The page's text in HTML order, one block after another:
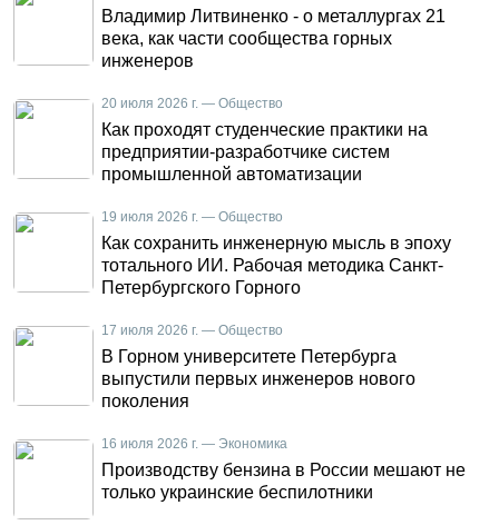
Владимир Литвиненко - о металлургах 21
века, как части сообщества горных
инженеров
20 июля 2026 г. — Общество
Как проходят студенческие практики на
предприятии-разработчике систем
промышленной автоматизации
19 июля 2026 г. — Общество
Как сохранить инженерную мысль в эпоху
тотального ИИ. Рабочая методика Санкт-
Петербургского Горного
17 июля 2026 г. — Общество
В Горном университете Петербурга
выпустили первых инженеров нового
поколения
16 июля 2026 г. — Экономика
Производству бензина в России мешают не
только украинские беспилотники